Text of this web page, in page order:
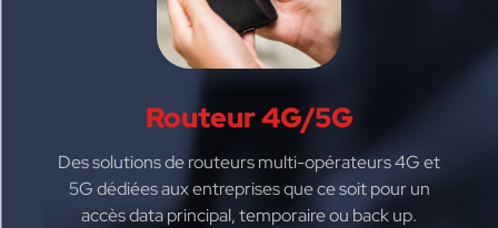
Routeur 4G/5G
Des solutions de routeurs multi-opérateurs 4G et
5G dédiées aux entreprises que ce soit pour un
accès data principal, temporaire ou back up.